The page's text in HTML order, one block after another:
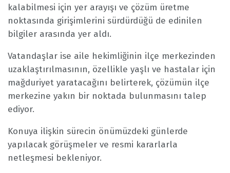
kalabilmesi için yer arayışı ve çözüm üretme
noktasında girişimlerini sürdürdüğü de edinilen
bilgiler arasında yer aldı.
Vatandaşlar ise aile hekimliğinin ilçe merkezinden
uzaklaştırılmasının, özellikle yaşlı ve hastalar için
mağduriyet yaratacağını belirterek, çözümün ilçe
merkezine yakın bir noktada bulunmasını talep
ediyor.
Konuya ilişkin sürecin önümüzdeki günlerde
yapılacak görüşmeler ve resmi kararlarla
netleşmesi bekleniyor.